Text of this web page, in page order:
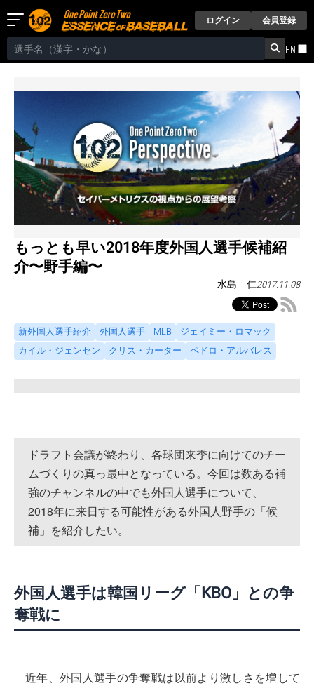
ログイン 会員登録
EN
もっとも早い2018年度外国人選手候補紹
介〜野手編〜
水島 仁2017.11.08
新外国人選手紹介 外国人選手 MLB
ジェイミー・ロマック
カイル・ジェンセン
クリス・カーター ペドロ・アルバレス
ドラフト会議が終わり、各球団来季に向けてのチー
ムづくりの真っ最中となっている。今回は数ある補
強のチャンネルの中でも外国人選手について、
2018年に来日する可能性がある外国人野手の「候
補」を紹介したい。
外国人選手は韓国リーグ「KBO」との争
奪戦に
近年、外国人選手の争奪戦は以前より激しさを増して